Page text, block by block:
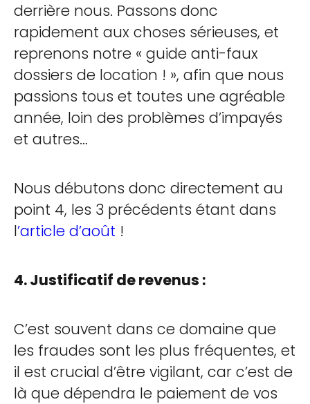
derrière nous. Passons donc
rapidement aux choses sérieuses, et
reprenons notre « guide anti-faux
dossiers de location ! », afin que nous
passions tous et toutes une agréable
année, loin des problèmes d’impayés
et autres…
Nous débutons donc directement au
point 4, les 3 précédents étant dans
l’article d’août !
4. Justificatif de revenus :
C’est souvent dans ce domaine que
les fraudes sont les plus fréquentes, et
il est crucial d’être vigilant, car c’est de
là que dépendra le paiement de vos